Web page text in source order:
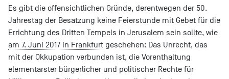
Es gibt die offensichtlichen Gründe, derentwegen der 50.
Jahrestag der Besatzung keine Feierstunde mit Gebet für die
Errichtung des Dritten Tempels in Jerusalem sein sollte, wie
am 7. Juni 2017 in Frankfurt geschehen: Das Unrecht, das
mit der Okkupation verbunden ist, die Vorenthaltung
elementarster bürgerlicher und politischer Rechte für